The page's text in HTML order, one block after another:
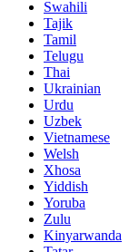
Swahili
Tajik
Tamil
Telugu
Thai
Ukrainian
Urdu
Uzbek
Vietnamese
Welsh
Xhosa
Yiddish
Yoruba
Zulu
Kinyarwanda